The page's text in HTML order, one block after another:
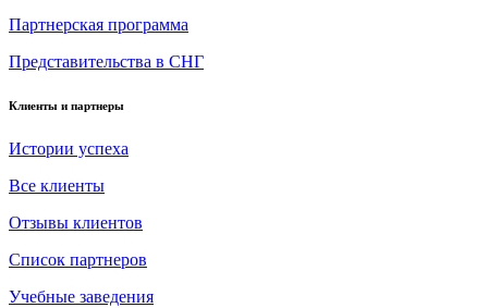
Партнерская программа
Представительства в СНГ
Клиенты и партнеры
Истории успеха
Все клиенты
Отзывы клиентов
Список партнеров
Учебные заведения